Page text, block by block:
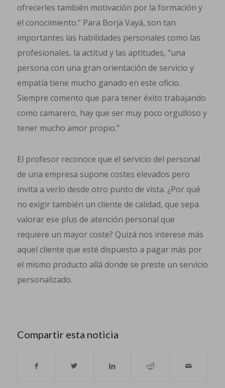
ofrecerles también motivación por la formación y
el conocimiento.” Para Borja Vayá, son tan
importantes las habilidades personales como las
profesionales, la actitud y las aptitudes, “una
persona con una gran orientación de servicio y
empatía tiene mucho ganado en este oficio.
Siempre comento que para tener éxito trabajando
como camarero, hay que ser muy poco orgulloso y
tener mucho amor propio.”
El profesor reconoce que el servicio del personal
de una empresa supone costes elevados pero
invita a verlo desde otro punto de vista. ¿Por qué
no exigir también un cliente de calidad, que sepa
valorar ese plus de atención personal que
requiere un mayor coste? Quizá nos interese más
aquel cliente que esté dispuesto a pagar más por
el mismo producto allá donde se preste un servicio
personalizado.
Compartir esta noticia